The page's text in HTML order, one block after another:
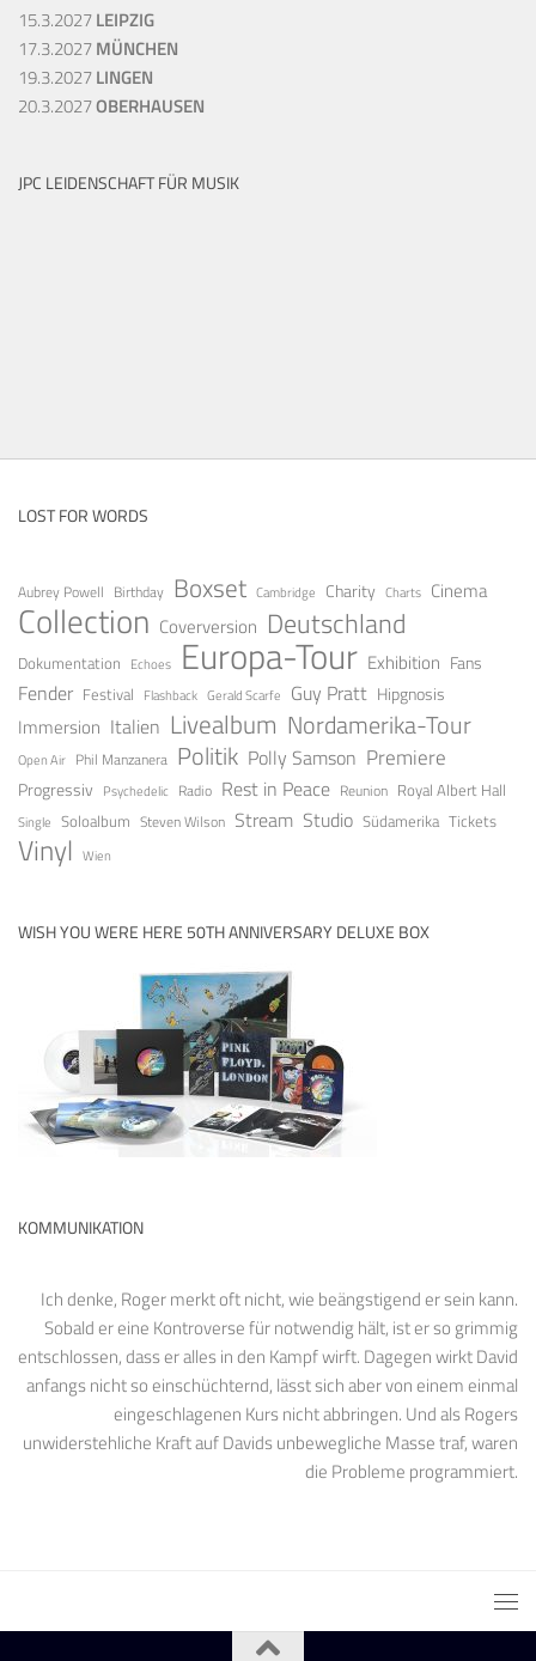
15.3.2027LEIPZIG
17.3.2027MÜNCHEN
19.3.2027LINGEN
20.3.2027OBERHAUSEN
JPC LEIDENSCHAFT FÜR MUSIK
LOST FOR WORDS
Aubrey Powell Birthday Boxset Cambridge Charity Charts Cinema
Collection Coverversion Deutschland
Dokumentation Echoes Europa-Tour Exhibition Fans
Fender Festival Flashback Gerald Scarfe Guy Pratt Hipgnosis
Immersion Italien Livealbum Nordamerika-Tour
Open Air Phil Manzanera Politik Polly Samson Premiere
Progressiv Psychedelic Radio Rest in Peace Reunion Royal Albert Hall
Single Soloalbum Steven Wilson Stream Studio Südamerika Tickets
Vinyl Wien
WISH YOU WERE HERE 50TH ANNIVERSARY DELUXE BOX
KOMMUNIKATION
Ich denke, Roger merkt oft nicht, wie beängstigend er sein kann.
Sobald er eine Kontroverse für notwendig hält, ist er so grimmig
entschlossen, dass er alles in den Kampf wirft. Dagegen wirkt David
anfangs nicht so einschüchternd, lässt sich aber von einem einmal
eingeschlagenen Kurs nicht abbringen. Und als Rogers
unwiderstehliche Kraft auf Davids unbewegliche Masse traf, waren
die Probleme programmiert.